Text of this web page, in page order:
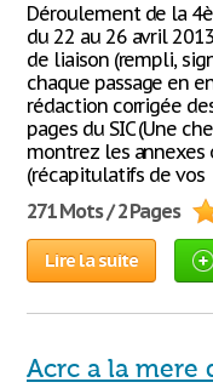
Déroulement de la
du 22 au 26 avril
de liaison (rempli,
chaque passage en
rédaction corrigée
pages du SIC (Une
montrez les
(récapitulatifs de vos
271 Mots / 2 Pages
Lire la suite
Acrc a la mere